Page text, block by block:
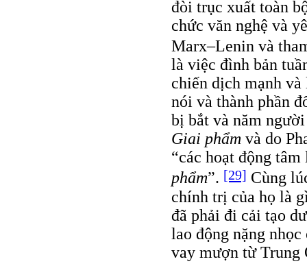
đòi trục xuất toàn
chức văn nghệ và
Marx–Lenin và
là việc đình bản
chiến dịch mạnh
nói và thành phần
bị bắt và năm
Giai phẩm và do
“các hoạt động
phẩm”. [29] Cùng
chính trị của họ là
đã phải đi cải tạo
lao động nặng
vay mượn từ Trung